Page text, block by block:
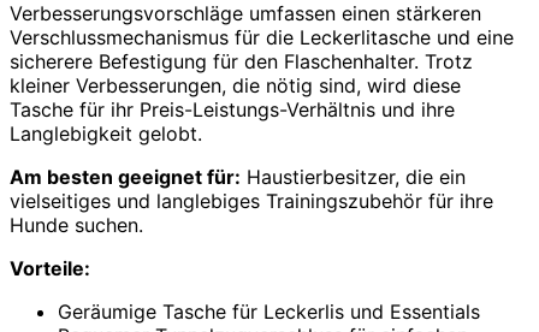
Verbesserungsvorschläge umfassen einen stärkeren
Verschlussmechanismus für die Leckerlitasche und eine
sicherere Befestigung für den Flaschenhalter. Trotz
kleiner Verbesserungen, die nötig sind, wird diese
Tasche für ihr Preis-Leistungs-Verhältnis und ihre
Langlebigkeit gelobt.
Am besten geeignet für: Haustierbesitzer, die ein
vielseitiges und langlebiges Trainingszubehör für ihre
Hunde suchen.
Vorteile:
Geräumige Tasche für Leckerlis und Essentials